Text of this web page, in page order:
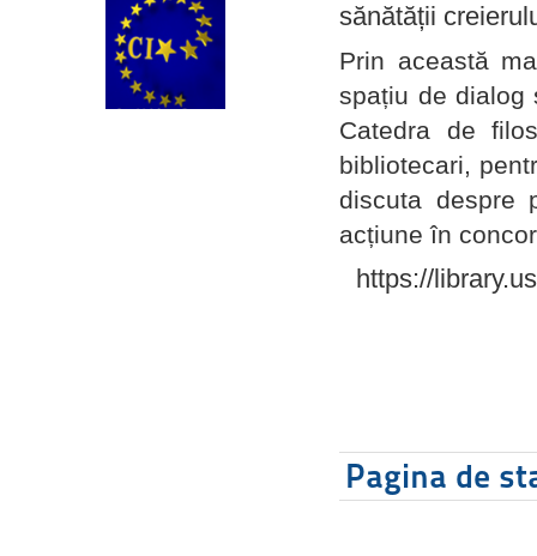
sănătății
Prin această
spațiu de dialog
Catedra de
bibliotecari,
discuta despre
acțiune în
https://
Pagina de